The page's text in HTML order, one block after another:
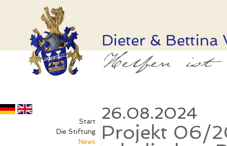
Start
Die Stiftung
News
26.08.2024
Projekt 06/